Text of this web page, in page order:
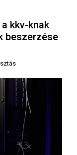
kkv-knak
beszerzése